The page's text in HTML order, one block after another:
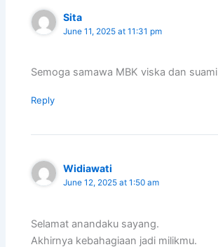
Sita
June 11, 2025 at 11:31 pm
Semoga samawa MBK viska dan suami
Reply
Widiawati
June 12, 2025 at 1:50 am
Selamat anandaku sayang.
Akhirnya kebahagiaan jadi milikmu.